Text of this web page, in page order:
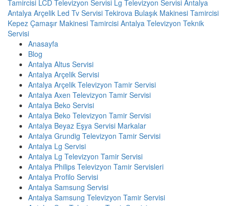
Tamircisi LCD Televizyon Servisi Lg Televizyon Servisi Antalya
Antalya Arçelik Led Tv Servisi Tekirova Bulaşık Makinesi Tamircisi
Kepez Çamaşır Makinesi Tamircisi Antalya Televizyon Teknik
Servisi
Anasayfa
Blog
Antalya Altus Servisi
Antalya Arçelik Servisi
Antalya Arçelik Televizyon Tamir Servisi
Antalya Axen Televizyon Tamir Servisi
Antalya Beko Servisi
Antalya Beko Televizyon Tamir Servisi
Antalya Beyaz Eşya Servisi Markalar
Antalya Grundig Televizyon Tamir Servisi
Antalya Lg Servisi
Antalya Lg Televizyon Tamir Servisi
Antalya Philips Televizyon Tamir Servisleri
Antalya Profilo Servisi
Antalya Samsung Servisi
Antalya Samsung Televizyon Tamir Servisi